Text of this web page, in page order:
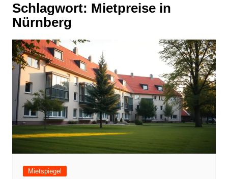
Schlagwort: Mietpreise in
Nürnberg
Mietspiegel